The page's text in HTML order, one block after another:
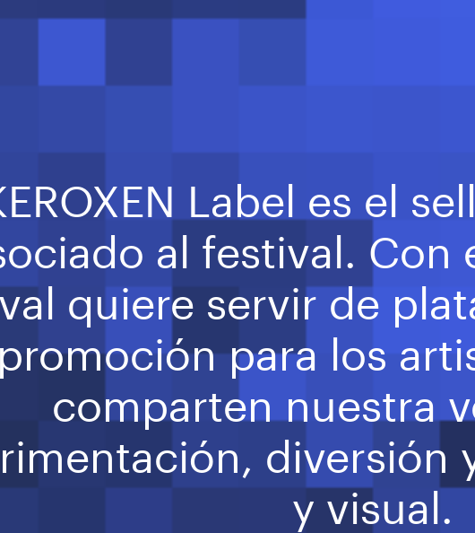
Label es el
al festival. Con
quiere servir de
para los
comparten nuestra
diversión
y visual.